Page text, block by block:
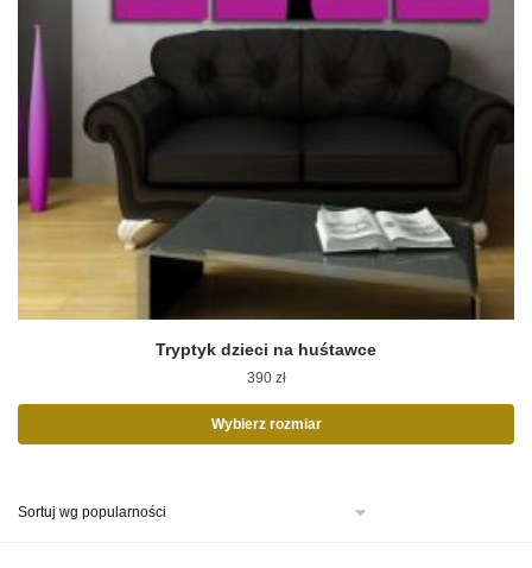
Tryptyk dzieci na huśtawce
390 zł
Wybierz rozmiar